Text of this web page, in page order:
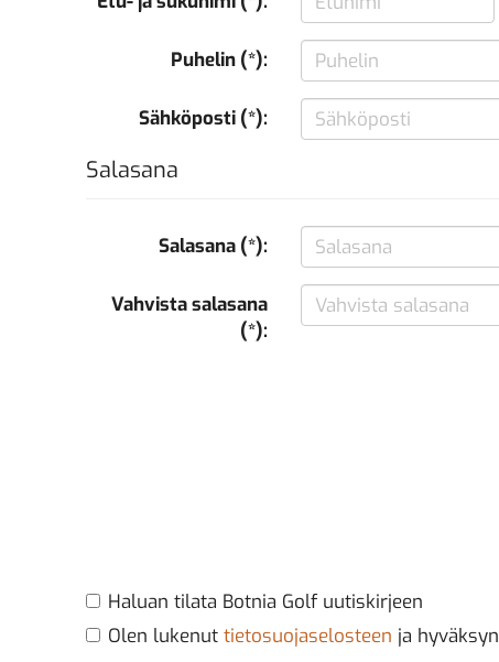
Puhelin (*):
Sähköposti (*):
Salasana
Salasana (*):
Vahvista salasana
(*):
Haluan tilata Botnia Golf uutiskirjeen
Olen lukenut tietosuojaselosteen ja